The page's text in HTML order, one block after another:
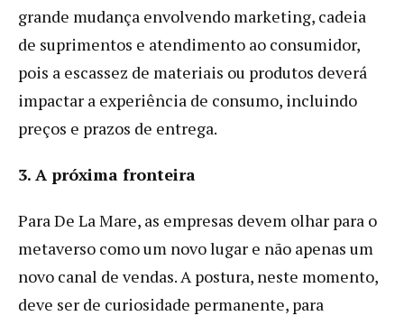
grande mudança envolvendo marketing, cadeia
de suprimentos e atendimento ao consumidor,
pois a escassez de materiais ou produtos deverá
impactar a experiência de consumo, incluindo
preços e prazos de entrega.
3. A próxima fronteira
Para De La Mare, as empresas devem olhar para o
metaverso como um novo lugar e não apenas um
novo canal de vendas. A postura, neste momento,
deve ser de curiosidade permanente, para